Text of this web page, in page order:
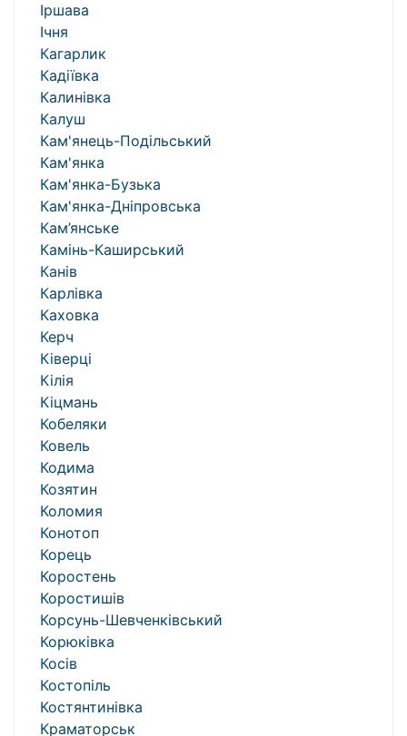
Іршава
Ічня
Кагарлик
Кадіївка
Калинівка
Калуш
Кам'янець-Подільський
Кам'янка
Кам'янка-Бузька
Кам'янка-Дніпровська
Кам’янське
Камінь-Каширський
Канів
Карлівка
Каховка
Керч
Ківерці
Кілія
Кіцмань
Кобеляки
Ковель
Кодима
Козятин
Коломия
Конотоп
Корець
Коростень
Коростишів
Корсунь-Шевченківський
Корюківка
Косів
Костопіль
Костянтинівка
Краматорськ